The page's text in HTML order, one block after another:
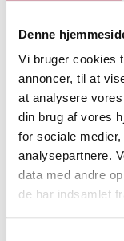
Denne
Vi bruger cookies
annoncer, til at
at analysere
din brug af vores
for sociale
analysepartnere.
data med andre
de har indsamlet
and